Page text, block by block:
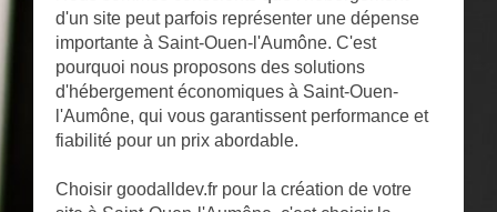
d'un site peut parfois représenter une dépense
importante à Saint-Ouen-l'Aumône. C'est
pourquoi nous proposons des solutions
d'hébergement économiques à Saint-Ouen-
l'Aumône, qui vous garantissent performance et
fiabilité pour un prix abordable.
Choisir goodalldev.fr pour la création de votre